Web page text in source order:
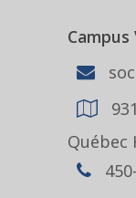
Campus
Québec